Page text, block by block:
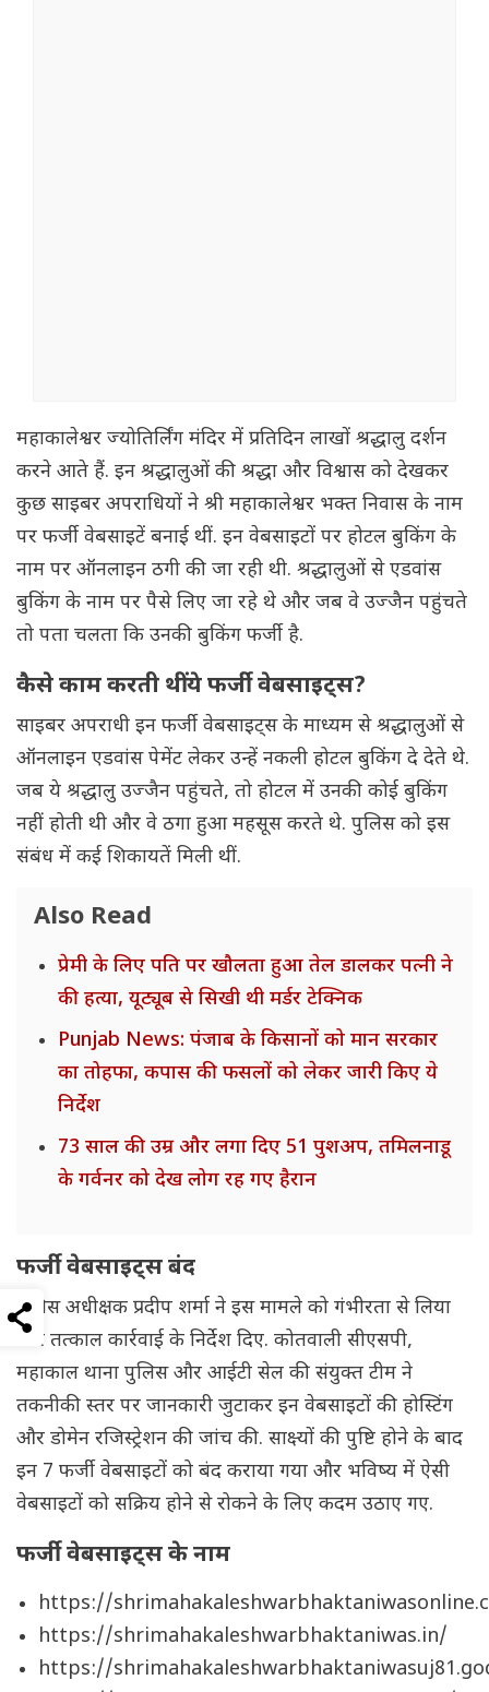
महाकालेश्वर ज्योतिर्लिंग मंदिर में प्रतिदिन लाखों श्रद्धालु दर्शन
करने आते हैं. इन श्रद्धालुओं की श्रद्धा और विश्वास को देखकर
कुछ साइबर अपराधियों ने श्री महाकालेश्वर भक्त निवास के नाम
पर फर्जी वेबसाइटें बनाई थीं. इन वेबसाइटों पर होटल बुकिंग के
नाम पर ऑनलाइन ठगी की जा रही थी. श्रद्धालुओं से एडवांस
बुकिंग के नाम पर पैसे लिए जा रहे थे और जब वे उज्जैन पहुंचते
तो पता चलता कि उनकी बुकिंग फर्जी है.
कैसे काम करती थीं ये फर्जी वेबसाइट्स?
साइबर अपराधी इन फर्जी वेबसाइट्स के माध्यम से श्रद्धालुओं से
ऑनलाइन एडवांस पेमेंट लेकर उन्हें नकली होटल बुकिंग दे देते थे.
जब ये श्रद्धालु उज्जैन पहुंचते, तो होटल में उनकी कोई बुकिंग
नहीं होती थी और वे ठगा हुआ महसूस करते थे. पुलिस को इस
संबंध में कई शिकायतें मिली थीं.
Also Read
प्रेमी के लिए पति पर खौलता हुआ तेल डालकर पत्नी ने
की हत्या, यूट्यूब से सिखी थी मर्डर टेक्निक
Punjab News: पंजाब के किसानों को मान सरकार
का तोहफा, कपास की फसलों को लेकर जारी किए ये
निर्देश
73 साल की उम्र और लगा दिए 51 पुशअप, तमिलनाडू
के गर्वनर को देख लोग रह गए हैरान
फर्जी वेबसाइट्स बंद
पुलिस अधीक्षक प्रदीप शर्मा ने इस मामले को गंभीरता से लिया
और तत्काल कार्रवाई के निर्देश दिए. कोतवाली सीएसपी,
महाकाल थाना पुलिस और आईटी सेल की संयुक्त टीम ने
तकनीकी स्तर पर जानकारी जुटाकर इन वेबसाइटों की होस्टिंग
और डोमेन रजिस्ट्रेशन की जांच की. साक्ष्यों की पुष्टि होने के बाद
इन 7 फर्जी वेबसाइटों को बंद कराया गया और भविष्य में ऐसी
वेबसाइटों को सक्रिय होने से रोकने के लिए कदम उठाए गए.
फर्जी वेबसाइट्स के नाम
https://
https://shrimahakaleshwarbhaktaniwas.in/
https://